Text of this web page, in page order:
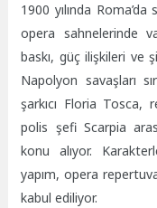
1900 yılında
opera sahnelerinde
baskı, güç ilişkileri ve
Napolyon savaşları
şarkıcı Floria Tosca,
polis şefi Scarpia
konu alıyor.
yapım, opera
kabul ediliyor.